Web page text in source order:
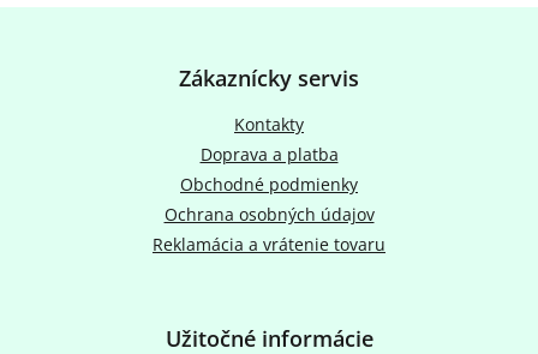
Z
Zákaznícky servis
Kontakty
Doprava a platba
Obchodné podmienky
Ochrana osobných údajov
Reklamácia a vrátenie tovaru
Užitočné informácie